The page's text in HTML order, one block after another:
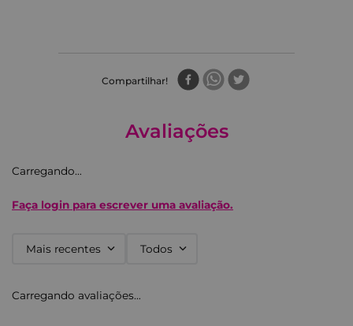
Compartilhar
Avaliações
Carregando…
Faça login para escrever uma avaliação.
Mais recentes Todos
Carregando avaliações…